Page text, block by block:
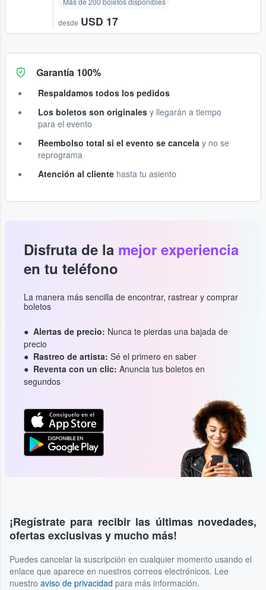
desde USD 17
Garantía 100%
Respaldamos todos los pedidos
Los boletos son originales y llegarán a tiempo
para el evento
Reembolso total si el evento se cancela y no se
reprograma
Atención al cliente hasta tu asiento
Disfruta de la mejor experiencia
en tu teléfono
La manera más sencilla de encontrar, rastrear y comprar
boletos
Alertas de precio: Nunca te pierdas una bajada de
precio
Rastreo de artista: Sé el primero en saber
Reventa con un clic: Anuncia tus boletos en
segundos
¡Regístrate para recibir las últimas novedades,
ofertas exclusivas y mucho más!
Puedes cancelar la suscripción en cualquier momento usando el
enlace que aparece en nuestros correos electrónicos. Lee
nuestro aviso de privacidad para más información.